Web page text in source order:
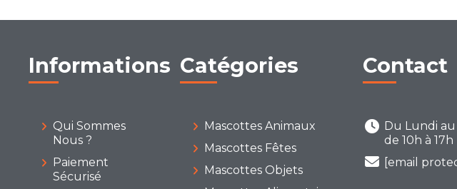
Informations
Qui Sommes
Nous ?
Paiement
Sécurisé
Catégories
Mascottes Animaux
Mascottes Fêtes
Mascottes Objets
Contact
Du Lundi
de 10h à 17h
[email